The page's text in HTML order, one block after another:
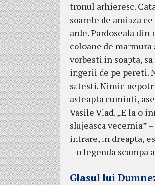
tronul arhieresc.
soarele de amiaza
arde. Pardoseala
coloane de marmura
vorbesti in soapta,
ingerii de pe pereti.
satesti. Nimic
asteapta cuminti,
Vasile Vlad. „E la o
slujeasca vecernia”
intrare, in dreapta,
– o legenda scumpa
Glasul lui